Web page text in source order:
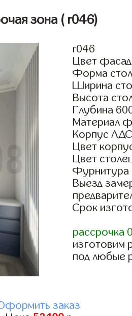
зона ( r046)
r046
Цвет
Форма
Ширина
Высота
Глубина
Материал
Корпус
Цвет
Цвет
Фурнитура
Выезд
Срок
рассрочка
изготовим
под любые
заказ